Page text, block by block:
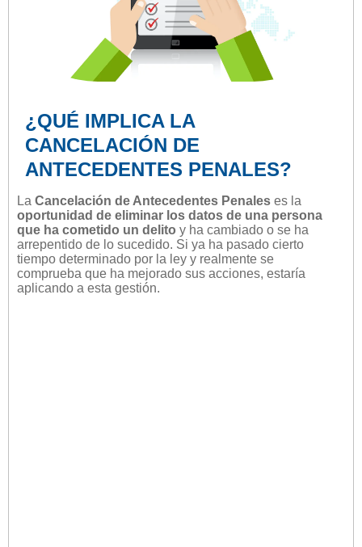
¿QUÉ IMPLICA LA
CANCELACIÓN DE
ANTECEDENTES PENALES?
La Cancelación de Antecedentes Penales es la
oportunidad de eliminar los datos de una persona
que ha cometido un delito y ha cambiado o se ha
arrepentido de lo sucedido. Si ya ha pasado cierto
tiempo determinado por la ley y realmente se
comprueba que ha mejorado sus acciones, estaría
aplicando a esta gestión.